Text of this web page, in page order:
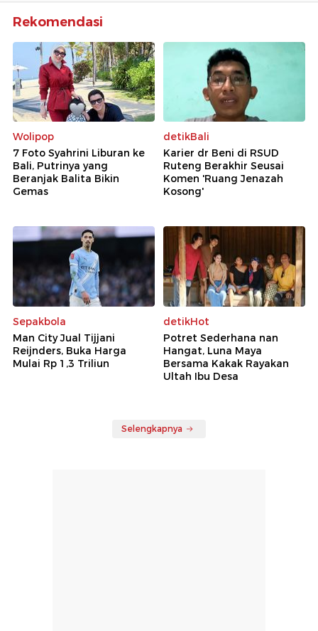
Rekomendasi
Wolipop
7 Foto Syahrini Liburan ke
Bali, Putrinya yang
Beranjak Balita Bikin
Gemas
detikBali
Karier dr Beni di RSUD
Ruteng Berakhir Seusai
Komen 'Ruang Jenazah
Kosong'
Sepakbola
Man City Jual Tijjani
Reijnders, Buka Harga
Mulai Rp 1,3 Triliun
detikHot
Potret Sederhana nan
Hangat, Luna Maya
Bersama Kakak Rayakan
Ultah Ibu Desa
Selengkapnya